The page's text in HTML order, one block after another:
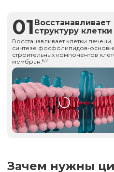
01 Восстанавливает
структуру
Восстанавливает клетки печени,
синтезе фосфолипидов-
строительных компонентов
мембран.6,7
Зачем нужны